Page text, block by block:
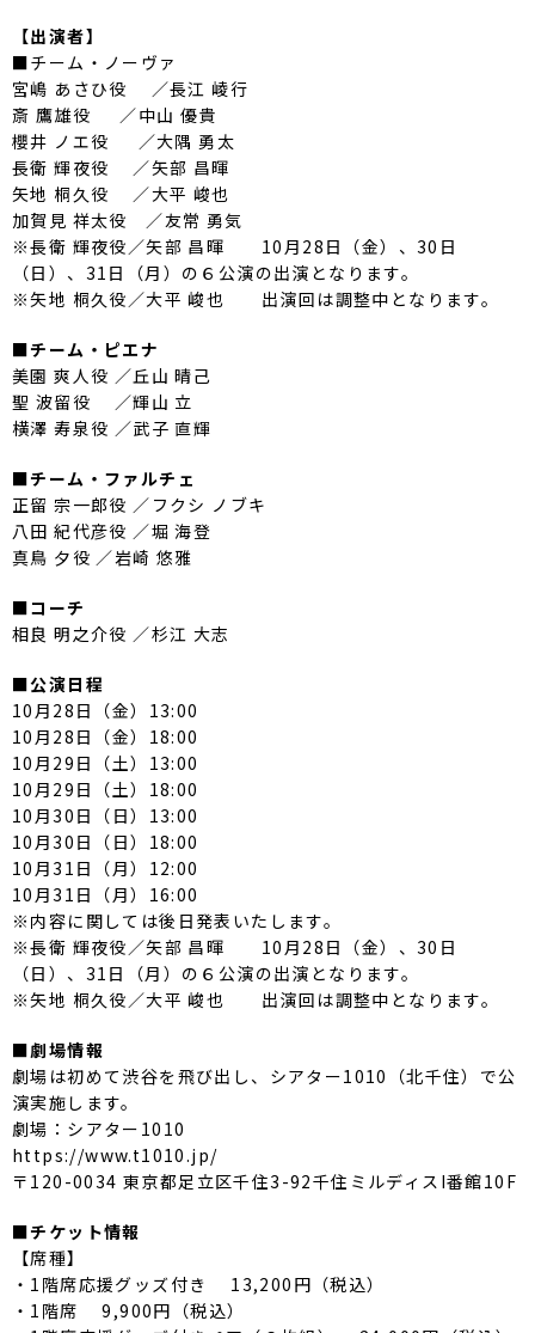
【出演者】
■チーム・ノーヴァ
宮嶋 あさひ役 ／長江 崚行
斎 鷹雄役 ／中山 優貴
櫻井 ノエ役 ／大隅 勇太
長衛 輝夜役 ／矢部 昌暉
矢地 桐久役 ／大平 峻也
加賀見 祥太役 ／友常 勇気
※長衛 輝夜役／矢部 昌暉 10月28日（金）、30日
（日）、31日（月）の６公演の出演となります。
※矢地 桐久役／大平 峻也 出演回は調整中となります。
■チーム・ピエナ
美園 爽人役 ／丘山 晴己
聖 波留役 ／輝山 立
横澤 寿泉役 ／武子 直輝
■チーム・ファルチェ
正留 宗一郎役 ／フクシ ノブキ
八田 紀代彦役 ／堀 海登
真鳥 夕役 ／岩崎 悠雅
■コーチ
相良 明之介役 ／杉江 大志
■公演日程
10月28日（金）13:00
10月28日（金）18:00
10月29日（土）13:00
10月29日（土）18:00
10月30日（日）13:00
10月30日（日）18:00
10月31日（月）12:00
10月31日（月）16:00
※内容に関しては後日発表いたします。
※長衛 輝夜役／矢部 昌暉 10月28日（金）、30日
（日）、31日（月）の６公演の出演となります。
※矢地 桐久役／大平 峻也 出演回は調整中となります。
■劇場情報
劇場は初めて渋谷を飛び出し、シアター1010（北千住）で公
演実施します。
劇場：シアター1010
https://www.t1010.jp/
〒120-0034 東京都足立区千住3-92千住ミルディスI番館10F
■チケット情報
【席種】
・1階席応援グッズ付き 13,200円（税込）
・1階席 9,900円（税込）